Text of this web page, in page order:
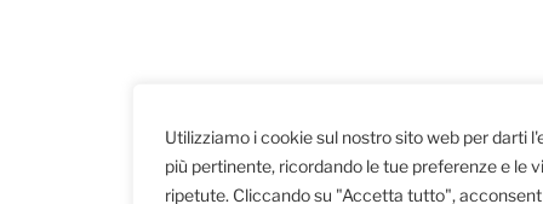
Utilizziamo i cookie sul nostro sito web per darti
più pertinente, ricordando le tue preferenze e le
ripetute. Cliccando su "Accetta tutto",